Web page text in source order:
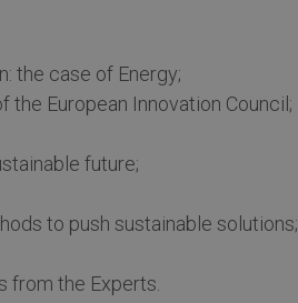
the case of Energy;
European Innovation Council;
future;
to push sustainable solutions;
from the Experts.